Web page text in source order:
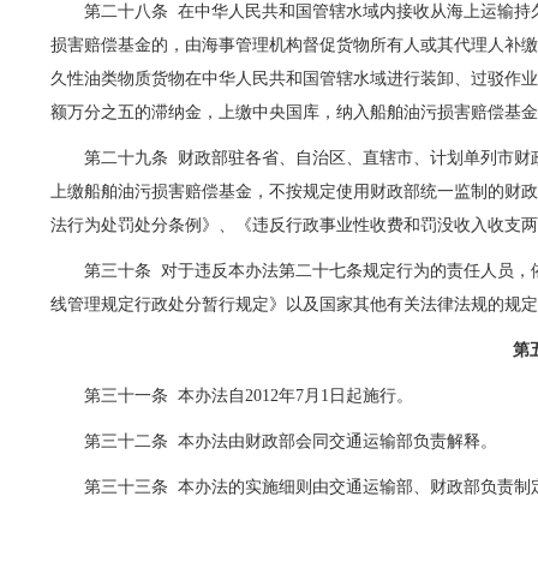
第二十八条
在中华人民共和国管辖水域内接收从海上运输
损害赔偿基金的，由海事管理机构督促货物所有人或其代理人补
久性油类物质货物在中华人民共和国管辖水域进行装卸、过驳作
额万分之五的滞纳金，上缴中央国库，纳入船舶油污损害赔偿基
第二十九条
财政部驻各省、自治区、直辖市、计划单列市
上缴船舶油污损害赔偿基金，不按规定使用财政部统一监制的财
法行为处罚处分条例》、《违反行政事业性收费和罚没收入收支
第三十条
对于违反本办法第二十七条规定行为的责任人员
线管理规定行政处分暂行规定》以及国家其他有关法律法规的规
第
第三十一条 本办法自2012年7月 1 日起施行。
第三十二条 本办法由财政部会同交通运输部负责解释。
第三十三条 本办法的实施细则由交通运输部、财政部负责制